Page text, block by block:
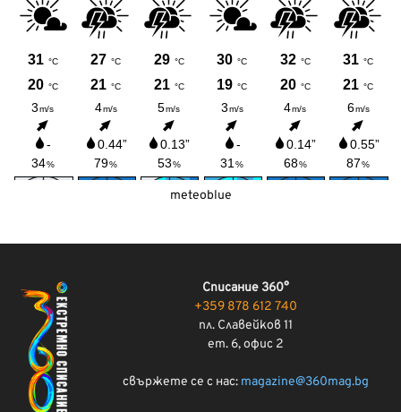
meteoblue
Списание 360°
+359 878 612 740
пл. Славейков 11
ет. 6, офис 2
свържете се с нас: magazine@360mag.bg